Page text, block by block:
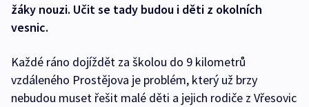
žáky nouzi. Učit se tady budou i děti z okolních
vesnic.
Každé ráno dojíždět za školou do 9 kilometrů
vzdáleného Prostějova je problém, který už brzy
nebudou muset řešit malé děti a jejich rodiče z Vřesovic